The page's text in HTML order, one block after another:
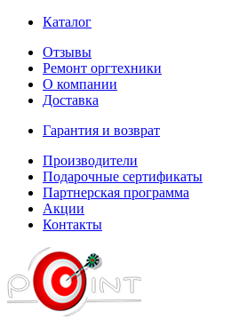
Каталог
Отзывы
Ремонт оргтехники
О компании
Доставка
Гарантия и возврат
Производители
Подарочные сертификаты
Партнерская программа
Акции
Контакты